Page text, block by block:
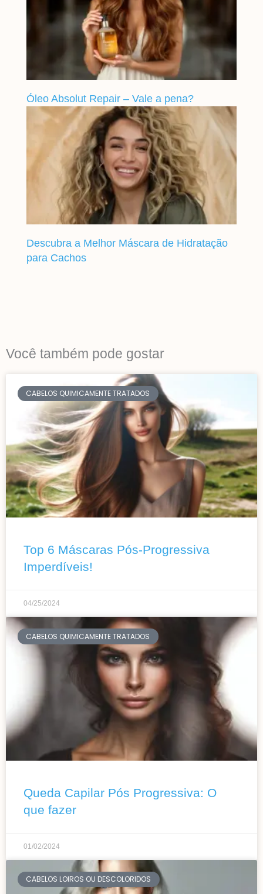
Óleo Absolut Repair – Vale a pena?
Descubra a Melhor Máscara de Hidratação
para Cachos
Você também pode gostar
CABELOS QUIMICAMENTE TRATADOS
Top 6 Máscaras Pós-Progressiva
Imperdíveis!
04/25/2024
CABELOS QUIMICAMENTE TRATADOS
Queda Capilar Pós Progressiva: O
que fazer
01/02/2024
CABELOS LOIROS OU DESCOLORIDOS